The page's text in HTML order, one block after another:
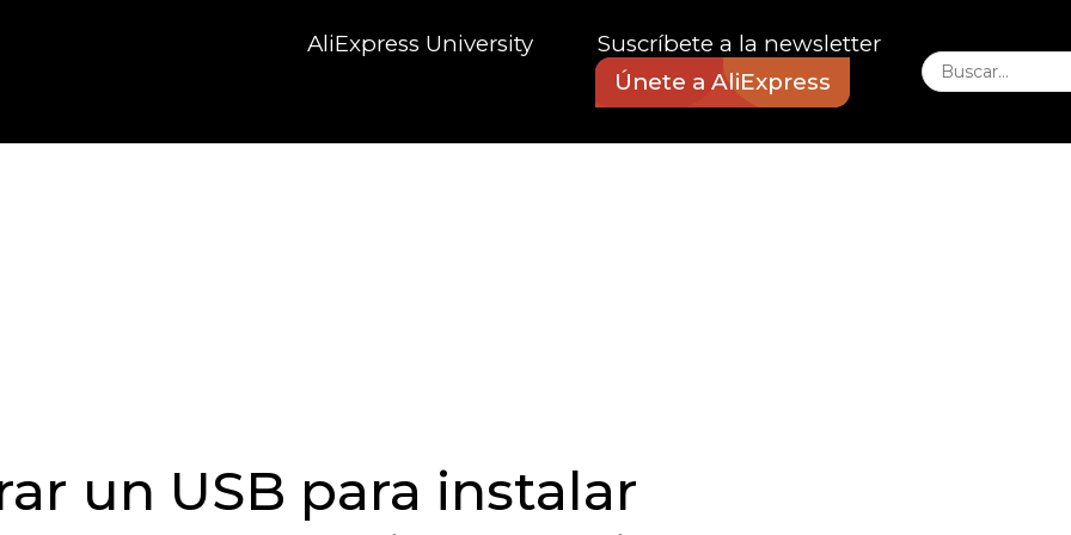
AliExpress University
Suscríbete a la newsletter
Únete a AliExpress
un USB para instalar